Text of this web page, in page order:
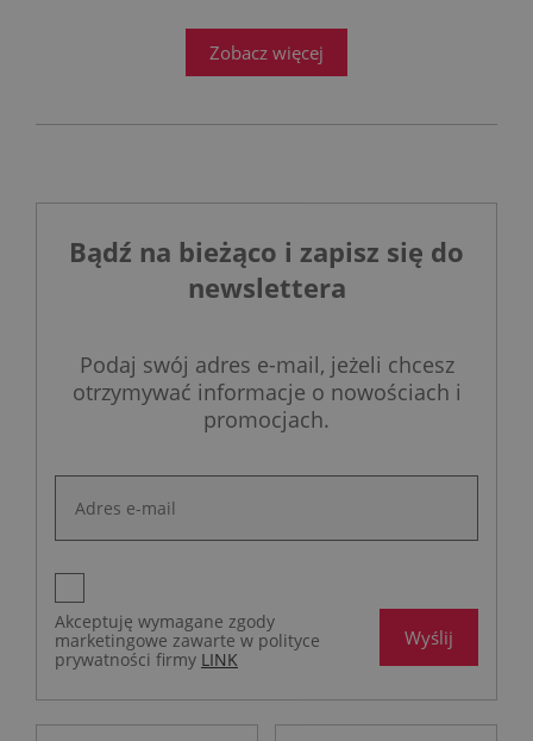
Zobacz więcej
Bądź na bieżąco i zapisz się do
newslettera
Podaj swój adres e-mail, jeżeli chcesz
otrzymywać informacje o nowościach i
promocjach.
Akceptuję wymagane zgody
marketingowe zawarte w polityce
prywatności firmy LINK
Wyślij